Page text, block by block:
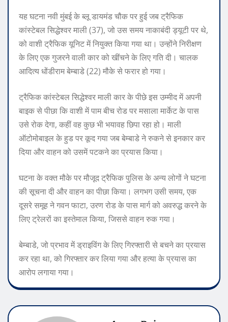
यह घटना नवी मुंबई के ब्लू डायमंड चौक पर हुई जब ट्रैफिक
कांस्टेबल सिद्धेश्वर माली (37), जो उस समय नाकाबंदी ड्यूटी पर थे,
को वाशी ट्रैफिक यूनिट में नियुक्त किया गया था। उन्होंने निरीक्षण
के लिए एक गुजरने वाली कार को खींचने के लिए गति दी। चालक
आदित्य धोंडीराम बेम्बाडे ​​(22) मौके से फरार हो गया।
ट्रैफिक कांस्टेबल सिद्धेश्वर माली कार के पीछे इस उम्मीद में अपनी
बाइक से पीछा कि वाशी में पाम बीच रोड पर मसाला मार्केट के पास
उसे रोक देगा, कहीं वह कुछ भी भयावह छिपा रहा हो। माली
ऑटोमोबाइल के हुड पर कूद गया जब बेम्बाडे ​​ने रुकने से इनकार कर
दिया और वाहन को उसमें पटकने का प्रयास किया।
घटना के वक्त मौके पर मौजूद ट्रैफिक पुलिस के अन्य लोगों ने घटना
की सूचना दी और वाहन का पीछा किया। लगभग उसी समय, एक
दूसरे समूह ने गवन फाटा, उरण रोड के पास मार्ग को अवरुद्ध करने के
लिए ट्रेलरों का इस्तेमाल किया, जिससे वाहन रुक गया।
बेम्बाडे, जो प्रभाव में ड्राइविंग के लिए गिरफ्तारी से बचने का प्रयास
कर रहा था, को गिरफ्तार कर लिया गया और हत्या के प्रयास का
आरोप लगाया गया।